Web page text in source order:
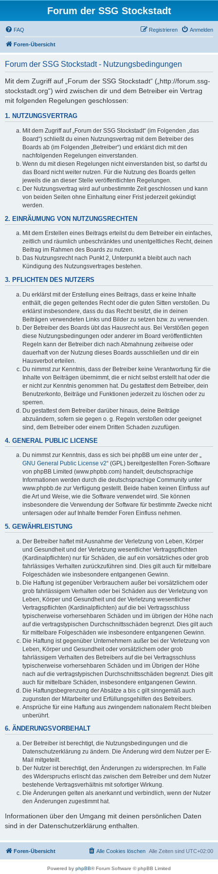
Forum der SSG Stockstadt
FAQ Anmelden
Registrieren
Foren-Übersicht
Forum der SSG Stockstadt - Nutzungsbedingungen
Mit dem Zugriff auf „Forum der SSG Stockstadt“ („http://forum.ssg-
stockstadt.org“) wird zwischen dir und dem Betreiber ein Vertrag
mit folgenden Regelungen geschlossen:
1. NUTZUNGSVERTRAG
Mit dem Zugriff auf „Forum der SSG Stockstadt“ (im Folgenden „das
Board“) schließt du einen Nutzungsvertrag mit dem Betreiber des
Boards ab (im Folgenden „Betreiber“) und erklärst dich mit den
nachfolgenden Regelungen einverstanden.
Wenn du mit diesen Regelungen nicht einverstanden bist, so darfst du
das Board nicht weiter nutzen. Für die Nutzung des Boards gelten
jeweils die an dieser Stelle veröffentlichten Regelungen.
Der Nutzungsvertrag wird auf unbestimmte Zeit geschlossen und kann
von beiden Seiten ohne Einhaltung einer Frist jederzeit gekündigt
werden.
2. EINRÄUMUNG VON NUTZUNGSRECHTEN
Mit dem Erstellen eines Beitrags erteilst du dem Betreiber ein einfaches,
zeitlich und räumlich unbeschränktes und unentgeltliches Recht, deinen
Beitrag im Rahmen des Boards zu nutzen.
Das Nutzungsrecht nach Punkt 2, Unterpunkt a bleibt auch nach
Kündigung des Nutzungsvertrages bestehen.
3. PFLICHTEN DES NUTZERS
Du erklärst mit der Erstellung eines Beitrags, dass er keine Inhalte
enthält, die gegen geltendes Recht oder die guten Sitten verstoßen. Du
erklärst insbesondere, dass du das Recht besitzt, die in deinen
Beiträgen verwendeten Links und Bilder zu setzen bzw. zu verwenden.
Der Betreiber des Boards übt das Hausrecht aus. Bei Verstößen gegen
diese Nutzungsbedingungen oder anderer im Board veröffentlichten
Regeln kann der Betreiber dich nach Abmahnung zeitweise oder
dauerhaft von der Nutzung dieses Boards ausschließen und dir ein
Hausverbot erteilen.
Du nimmst zur Kenntnis, dass der Betreiber keine Verantwortung für die
Inhalte von Beiträgen übernimmt, die er nicht selbst erstellt hat oder die
er nicht zur Kenntnis genommen hat. Du gestattest dem Betreiber, dein
Benutzerkonto, Beiträge und Funktionen jederzeit zu löschen oder zu
sperren.
Du gestattest dem Betreiber darüber hinaus, deine Beiträge
abzuändern, sofern sie gegen o. g. Regeln verstoßen oder geeignet
sind, dem Betreiber oder einem Dritten Schaden zuzufügen.
4. GENERAL PUBLIC LICENSE
Du nimmst zur Kenntnis, dass es sich bei phpBB um eine unter der „
GNU General Public License v2“ (GPL) bereitgestellten Foren-Software
von phpBB Limited (www.phpbb.com) handelt; deutschsprachige
Informationen werden durch die deutschsprachige Community unter
www.phpbb.de zur Verfügung gestellt. Beide haben keinen Einfluss auf
die Art und Weise, wie die Software verwendet wird. Sie können
insbesondere die Verwendung der Software für bestimmte Zwecke nicht
untersagen oder auf Inhalte fremder Foren Einfluss nehmen.
5. GEWÄHRLEISTUNG
Der Betreiber haftet mit Ausnahme der Verletzung von Leben, Körper
und Gesundheit und der Verletzung wesentlicher Vertragspflichten
(Kardinalpflichten) nur für Schäden, die auf ein vorsätzliches oder grob
fahrlässiges Verhalten zurückzuführen sind. Dies gilt auch für mittelbare
Folgeschäden wie insbesondere entgangenen Gewinn.
Die Haftung ist gegenüber Verbrauchern außer bei vorsätzlichem oder
grob fahrlässigem Verhalten oder bei Schäden aus der Verletzung von
Leben, Körper und Gesundheit und der Verletzung wesentlicher
Vertragspflichten (Kardinalpflichten) auf die bei Vertragsschluss
typischerweise vorhersehbaren Schäden und im übrigen der Höhe nach
auf die vertragstypischen Durchschnittsschäden begrenzt. Dies gilt auch
für mittelbare Folgeschäden wie insbesondere entgangenen Gewinn.
Die Haftung ist gegenüber Unternehmern außer bei der Verletzung von
Leben, Körper und Gesundheit oder vorsätzlichem oder grob
fahrlässigem Verhalten des Betreibers auf die bei Vertragsschluss
typischerweise vorhersehbaren Schäden und im Übrigen der Höhe
nach auf die vertragstypischen Durchschnittsschäden begrenzt. Dies gilt
auch für mittelbare Schäden, insbesondere entgangenen Gewinn.
Die Haftungsbegrenzung der Absätze a bis c gilt sinngemäß auch
zugunsten der Mitarbeiter und Erfüllungsgehilfen des Betreibers.
Ansprüche für eine Haftung aus zwingendem nationalem Recht bleiben
unberührt.
6. ÄNDERUNGSVORBEHALT
Der Betreiber ist berechtigt, die Nutzungsbedingungen und die
Datenschutzerklärung zu ändern. Die Änderung wird dem Nutzer per E-
Mail mitgeteilt.
Der Nutzer ist berechtigt, den Änderungen zu widersprechen. Im Falle
des Widerspruchs erlischt das zwischen dem Betreiber und dem Nutzer
bestehende Vertragsverhältnis mit sofortiger Wirkung.
Die Änderungen gelten als anerkannt und verbindlich, wenn der Nutzer
den Änderungen zugestimmt hat.
Informationen über den Umgang mit deinen persönlichen Daten
sind in der Datenschutzerklärung enthalten.
Foren-Übersicht Alle Zeiten sind UTC+02:00
Alle Cookies löschen
Powered by phpBB® Forum Software © phpBB Limited